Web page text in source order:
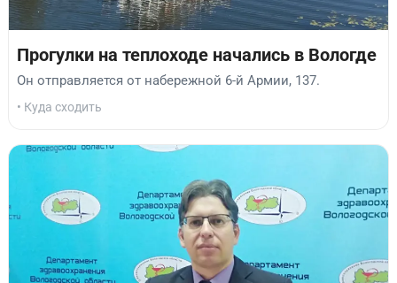
Прогулки на теплоходе начались в Вологде
Он отправляется от набережной 6-й Армии, 137.
• Куда сходить